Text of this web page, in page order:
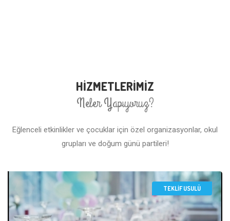
HİZMETLERİMİZ
Neler Yapıyoruz?
Eğlenceli etkinlikler ve çocuklar için özel organizasyonlar, okul
grupları ve doğum günü partileri!
TEKLİF USULÜ